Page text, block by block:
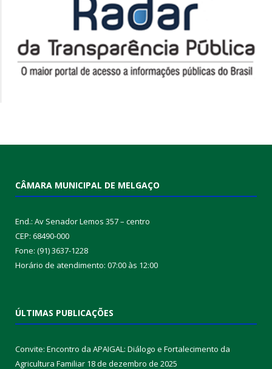
CÂMARA MUNICIPAL DE MELGAÇO
End.: Av Senador Lemos 357 – centro
CEP: 68490-000
Fone: (91) 3637-1228
Horário de atendimento: 07:00 às 12:00
ÚLTIMAS PUBLICAÇÕES
Convite: Encontro da APAIGAL: Diálogo e Fortalecimento da
Agricultura Familiar 18 de dezembro de 2025